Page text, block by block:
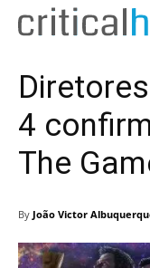
4
The
By João Victor